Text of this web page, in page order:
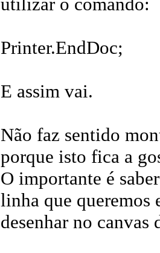
Printer.EndDoc;
E assim vai.
Não faz sentido
porque isto fica a
O importante é
linha que queremos
desenhar no